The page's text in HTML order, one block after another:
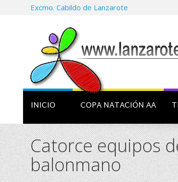
Excmo. Cabildo de Lanzarote
INICIO COPA NATACIÓN AA
Catorce equipos
balonmano